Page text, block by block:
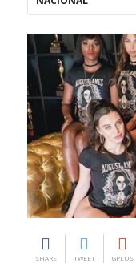
SHARE TWEET GPLUS